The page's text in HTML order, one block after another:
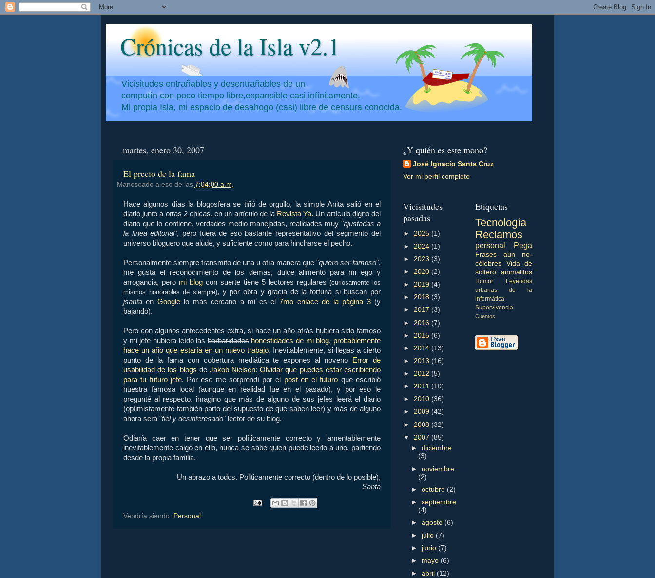
Crónicas de la Isla v2.1
Vicisitudes entrañables y desentrañables de un
computín con poco tiempo libre,expansible casi infinitamente.
Mi propia Isla, mi espacio de desahogo (casi) libre de censura conocida.
martes, enero 30, 2007
El precio de la fama
Manoseado a eso de las 7:04:00 a.m.
Hace algunos días la blogosfera se tiñó de orgullo, la simple Anita salió en el
diario junto a otras 2 chicas, en un artículo de la Revista Ya. Un artículo digno del
diario que lo contiene, verdades medio manejadas, realidades muy "ajustadas a
la línea editorial", pero fuera de eso bastante representativo del segmento del
universo bloguero que alude, y suficiente como para hincharse el pecho.
Personalmente siempre transmito de una u otra manera que "quiero ser famoso",
me gusta el reconocimiento de los demás, dulce alimento para mi ego y
arrogancia, pero mi blog con suerte tiene 5 lectores regulares (curiosamente los
mismos honorables de siempre), y por obra y gracia de la fortuna si buscan por
jsantaen Google lo más cercano a mi es el7mo enlace de la página 3(y
bajando).
Pero con algunos antecedentes extra, si hace un año atrás hubiera sido famoso
y mi jefe hubiera leído lasbarbaridades honestidades de mi blog, probablemente
hace un año que estaría en un nuevo trabajo. Inevitablemente, si llegas a cierto
punto de la fama con cobertura mediática te expones al noveno
Error de
usabilidad de los blogs de Jakob Nielsen:Olvidar que puedes estar escribiendo
para tu futuro jefe. Por eso me sorprendí por el post en el futuro que escribió
nuestra famosa local (aunque en realidad fue en el pasado), y por eso le
pregunté al respecto. imagino que más de alguno de sus jefes leerá el diario
(optimistamente también parto del supuesto de que saben leer) y más de alguno
ahora será "fiel y desinteresado" lector de su blog.
Odiaría caer en tener que ser políticamente correcto y lamentablemente
inevitablemente caigo en ello, nunca se sabe quien puede leerlo a uno, partiendo
desde la propia familia.
Un abrazo a todos. Politicamente correcto (dentro de lo posible),
Santa
Vendría siendo: Personal
¿Y quién es este mono?
José Ignacio Santa Cruz
Ver mi perfil completo
Vicisitudes
pasadas
► 2025 (1)
► 2024 (1)
► 2023 (3)
► 2020 (2)
► 2019 (4)
► 2018 (3)
► 2017 (3)
► 2016 (7)
► 2015 (6)
► 2014 (13)
► 2013 (16)
► 2012 (5)
► 2011 (10)
► 2010 (36)
► 2009 (42)
► 2008 (32)
▼ 2007 (85)
►diciembre
(3)
► noviembre
(2)
►octubre (2)
►septiembre
(4)
►agosto (6)
► julio (7)
► junio (7)
► mayo (6)
►abril (12)
Etiquetas
Tecnología
Reclamos
personal Pega
Frases aún no-
célebres
Vida de
soltero
animalitos
Humor
Leyendas
urbanas de la
informática
Supervivencia
Cuentos